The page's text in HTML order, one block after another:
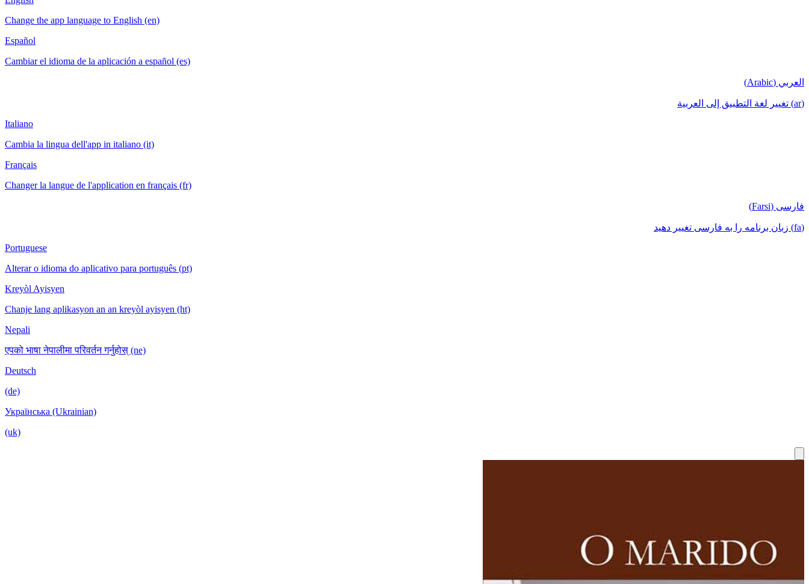
Change the app language to English (en)
Español
Cambiar el idioma de la aplicación a español (es)
العربي (Arabic)
(ar) تغيير لغة التطبيق إلى العربية
Italiano
Cambia la lingua dell'app in italiano (it)
Français
Changer la langue de l'application en français (fr)
فارسی (Farsi)
(fa) زبان برنامه را به فارسی تغییر دهید
Portuguese
Alterar o idioma do aplicativo para português (pt)
Kreyòl Ayisyen
Chanje lang aplikasyon an an kreyòl ayisyen (ht)
Nepali
एपको भाषा नेपालीमा परिवर्तन गर्नुहोस् (ne)
Deutsch
(de)
Українська (Ukrainian)
(uk)